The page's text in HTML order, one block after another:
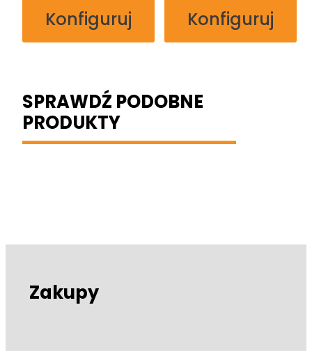
Konfiguruj Konfiguruj
SPRAWDŹ PODOBNE
PRODUKTY
Zakupy